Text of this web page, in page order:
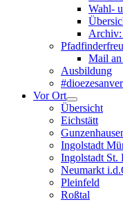
Wahl-
Archiv:
Mail
Ausbildung
Vor Ort
Übersicht
Eichstätt
Ingolstadt
Ingolstadt St.
Neumarkt
Pleinfeld
Roßtal